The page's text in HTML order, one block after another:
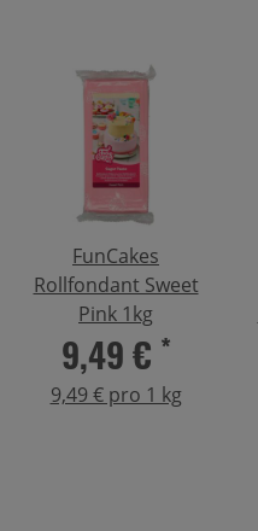
FunCakes
Rollfondant Sweet
Pink 1kg
9,49 € *
9,49 € pro 1 kg